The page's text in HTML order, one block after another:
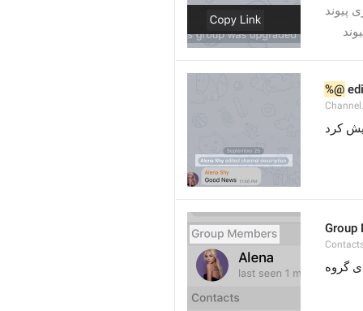
پیوند
%@
کرد
Group
گروه